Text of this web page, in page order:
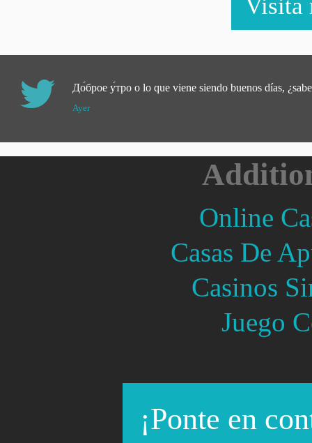
Visita
До́брое у́тро o lo que viene siendo buenos días,
Ayer
Online
Casas De
Casinos
Juego
¡Ponte en